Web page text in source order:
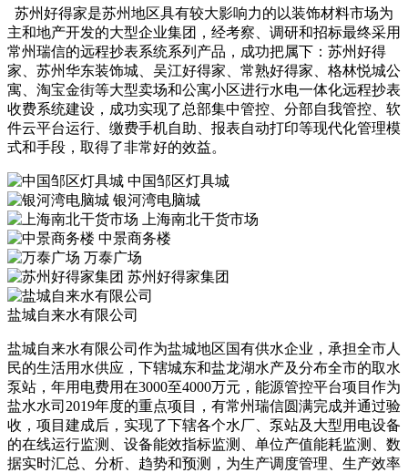
苏州好得家是苏州地区具有较大影响力的以装饰材料市场为
主和地产开发的大型企业集团，经考察、调研和招标最终采用
常州瑞信的远程抄表系统系列产品，成功把属下：苏州好得
家、苏州华东装饰城、吴江好得家、常熟好得家、格林悦城公
寓、淘宝金街等大型卖场和公寓小区进行水电一体化远程抄表
收费系统建设，成功实现了总部集中管控、分部自我管控、软
件云平台运行、缴费手机自助、报表自动打印等现代化管理模
式和手段，取得了非常好的效益。
中国邹区灯具城
银河湾电脑城
上海南北干货市场
中景商务楼
万泰广场
苏州好得家集团
盐城自来水有限公司
盐城自来水有限公司作为盐城地区国有供水企业，承担全市人
民的生活用水供应，下辖城东和盐龙湖水产及分布全市的取水
泵站，年用电费用在3000至4000万元，能源管控平台项目作为
盐水水司2019年度的重点项目，有常州瑞信圆满完成并通过验
收，项目建成后，实现了下辖各个水厂、泵站及大型用电设备
的在线运行监测、设备能效指标监测、单位产值能耗监测、数
据实时汇总、分析、趋势和预测，为生产调度管理、生产效率